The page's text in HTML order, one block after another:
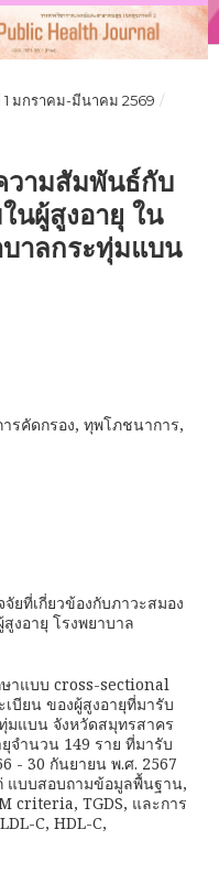
มกราคม-มีนาคม 2569 /
วามสัมพันธ์กับ
นผู้สูงอายุ ใน
าลกระทุ่มแบน
รคัดกรอง, ทุพโภชนาการ,
ยที่เกี่ยวข้องกับภาวะสมอง
งอายุ โรงพยาบาล
ษาแบบ cross-sectional
บียน ของผู้สูงอายุที่มารับ
มแบน จังหวัดสมุทรสาคร
จำนวน 149 ราย ที่มารับ
- 30 กันยายน พ.ศ. 2567
แบบสอบถามข้อมูลพื้นฐาน,
criteria, TGDS, และการ
C, HDL-C,